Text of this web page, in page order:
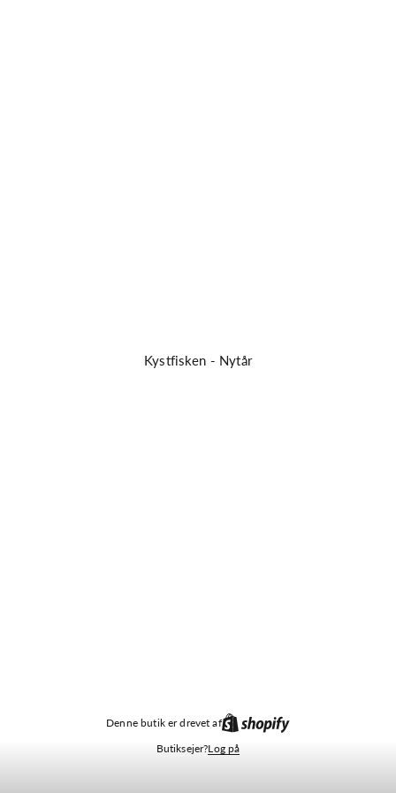
Kystfisken - Nytår
Denne butik er drevet af
Butiksejer?Log på